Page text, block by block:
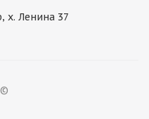
х. Ленина 37